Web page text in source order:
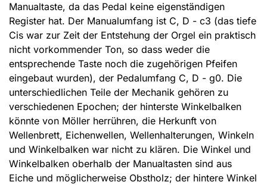
Manualtaste, da das Pedal keine eigenständigen
Register hat. Der Manualumfang ist C, D - c3 (das tiefe
Cis war zur Zeit der Entstehung der Orgel ein praktisch
nicht vorkommender Ton, so dass weder die
entsprechende Taste noch die zugehörigen Pfeifen
eingebaut wurden), der Pedalumfang C, D - g0. Die
unterschiedlichen Teile der Mechanik gehören zu
verschiedenen Epochen; der hinterste Winkelbalken
könnte von Möller herrühren, die Herkunft von
Wellenbrett, Eichenwellen, Wellenhalterungen, Winkeln
und Winkelbalken war nicht zu klären. Die Winkel und
Winkelbalken oberhalb der Manualtasten sind aus
Eiche und möglicherweise Obstholz; der hintere Winkel